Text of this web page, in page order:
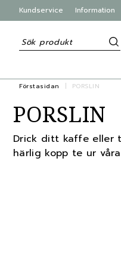
Kundservice Information
Förstasidan PORSLIN
PORSLIN
Drick ditt kaffe eller
härlig kopp te ur